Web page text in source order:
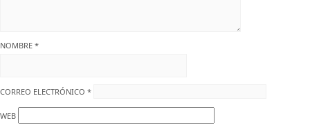
NOMBRE *
CORREO ELECTRÓNICO *
WEB